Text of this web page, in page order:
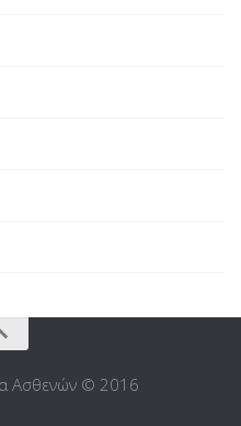
Ασθενών © 2016